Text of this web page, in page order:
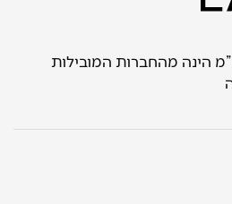
הינה מהחברות המובילות